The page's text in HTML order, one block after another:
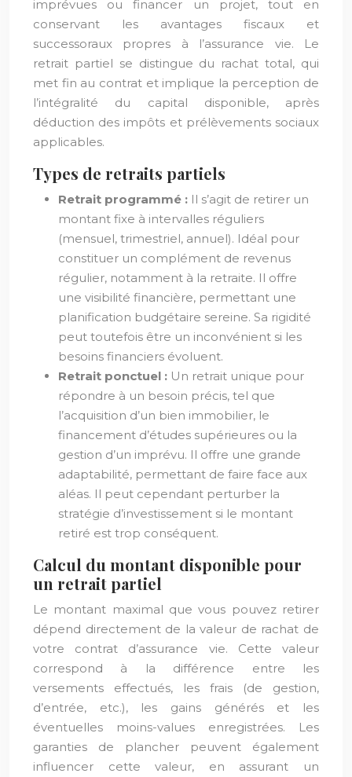
imprévues ou financer un projet, tout en
conservant les avantages fiscaux et
successoraux propres à l’assurance vie. Le
retrait partiel se distingue du rachat total, qui
met fin au contrat et implique la perception de
l’intégralité du capital disponible, après
déduction des impôts et prélèvements sociaux
applicables.
Types de retraits partiels
Retrait programmé : Il s’agit de retirer un
montant fixe à intervalles réguliers
(mensuel, trimestriel, annuel). Idéal pour
constituer un complément de revenus
régulier, notamment à la retraite. Il offre
une visibilité financière, permettant une
planification budgétaire sereine. Sa rigidité
peut toutefois être un inconvénient si les
besoins financiers évoluent.
Retrait ponctuel : Un retrait unique pour
répondre à un besoin précis, tel que
l’acquisition d’un bien immobilier, le
financement d’études supérieures ou la
gestion d’un imprévu. Il offre une grande
adaptabilité, permettant de faire face aux
aléas. Il peut cependant perturber la
stratégie d’investissement si le montant
retiré est trop conséquent.
Calcul du montant disponible pour
un retrait partiel
Le montant maximal que vous pouvez retirer
dépend directement de la valeur de rachat de
votre contrat d’assurance vie. Cette valeur
correspond à la différence entre les
versements effectués, les frais (de gestion,
d’entrée, etc.), les gains générés et les
éventuelles moins-values enregistrées. Les
garanties de plancher peuvent également
influencer cette valeur, en assurant un